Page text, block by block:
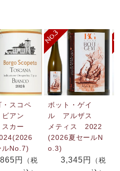
・スコペ
アン
スカー
ルNo.7)
円
（税
ボット・ゲイ
ル アルザス
メティス 2022
(2026夏セールN
o.3)
3,345円
（税